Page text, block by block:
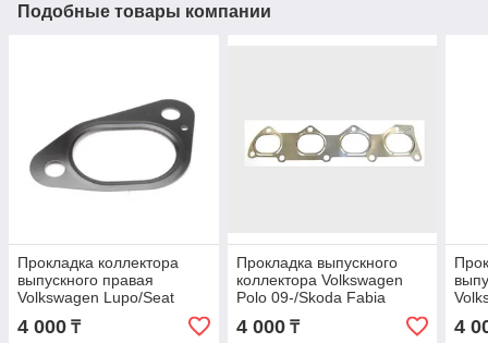
Подобные товары компании
Прокладка коллектора
выпускного правая
Volkswagen Lupo/Seat
Arosa/Skoda Fabia V-1.0-
1.4 1999-
4 000 ₸
Прокладка выпускного
коллектора Volkswagen
Polo 09-/Skoda Fabia
09-/Skoda Rapid 11- V-1.4-
1.6
4 000₸ 4